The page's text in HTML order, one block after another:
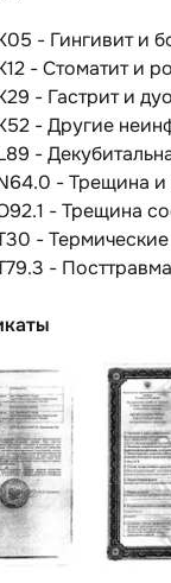
- Гингивит и
- Стоматит и
- Гастрит и
- Другие
-
- Трещина и
- Трещина
-
-